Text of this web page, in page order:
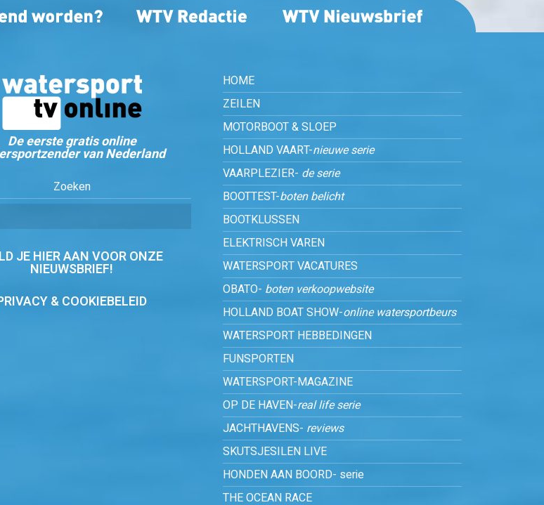
De eerste gratis online
van Nederland
Zoeken
JE HIER AAN VOOR ONZE
NIEUWSBRIEF!
& COOKIEBELEID
HOME
ZEILEN
MOTORBOOT & SLOEP
HOLLAND VAART-nieuwe serie
VAARPLEZIER- de serie
BOOTTEST-boten belicht
BOOTKLUSSEN
ELEKTRISCH VAREN
WATERSPORT VACATURES
OBATO- boten verkoopwebsite
HOLLAND BOAT SHOW-online watersportbeurs
WATERSPORT HEBBEDINGEN
FUNSPORTEN
WATERSPORT-MAGAZINE
OP DE HAVEN-real life serie
JACHTHAVENS- reviews
SKUTSJESILEN LIVE
HONDEN AAN BOORD- serie
THE OCEAN RACE